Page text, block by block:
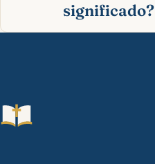
significado?